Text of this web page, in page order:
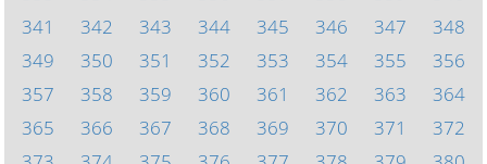
341
342 343 344 345 346 347
348
349
350 351 352 353 354 355
356
357
358 359 360 361 362 363
364
365
366 367 368 369 370 371
372